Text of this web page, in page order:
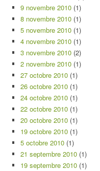
9 novembre 2010 (1)
8 novembre 2010 (1)
5 novembre 2010 (1)
4 novembre 2010 (1)
3 novembre 2010 (2)
2 novembre 2010 (1)
27 octobre 2010 (1)
26 octobre 2010 (1)
24 octobre 2010 (1)
22 octobre 2010 (1)
20 octobre 2010 (1)
19 octobre 2010 (1)
5 octobre 2010 (1)
21 septembre 2010 (1)
19 septembre 2010 (1)